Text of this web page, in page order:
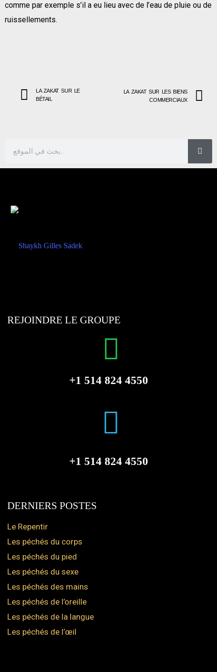
comme par exemple s’il a eu lieu avec de l’eau de pluie ou de
ruissellements.
LA ZAKAT SUR LE
BÉTAIL
LA ZAKAT SUR LES BIENS
COMMERCIAUX
REJOINDRE LE GROUPE
+1 514 824 4550
+1 514 824 4550
DERNIERS POSTES
Le Repentir
Les péchés du corps
Les péchés du pied
Les péchés du sexe
Les péchés des mains
Les péchés de l’oreille
Les péchés de la langue
Les péchés de l’œil